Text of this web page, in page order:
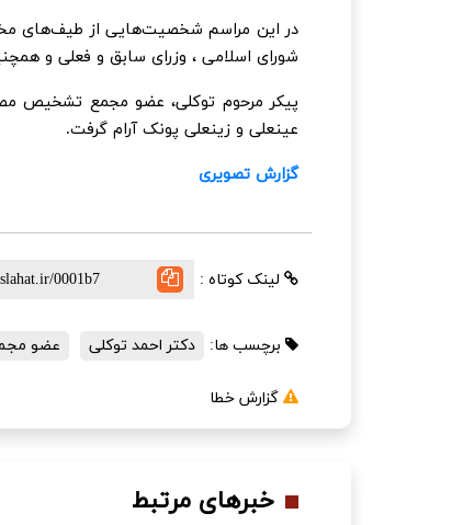
در این مراسم شخصیت‌هایی از طیف‌های
شورای اسلامی ، وزرای سابق و فعلی و
پیکر مرحوم توکلی، عضو مجمع تشخیص
عینعلی و زینعلی پونک آرام گرفت.
گزارش تصویری
لینک کوتاه :
برچسب ها: دکتر احمد توکلی عضو
گزارش خطا
خبرهای مرتبط